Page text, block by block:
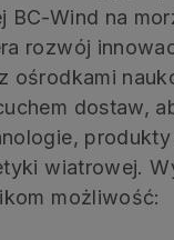
Wind na
rozwój
ośrodkami
dostaw,
produkty
wiatrowej.
możliwość: